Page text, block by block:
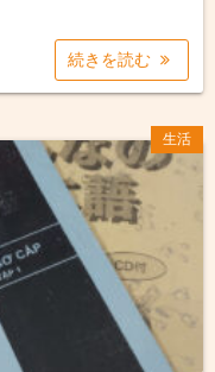
続きを読む
生活